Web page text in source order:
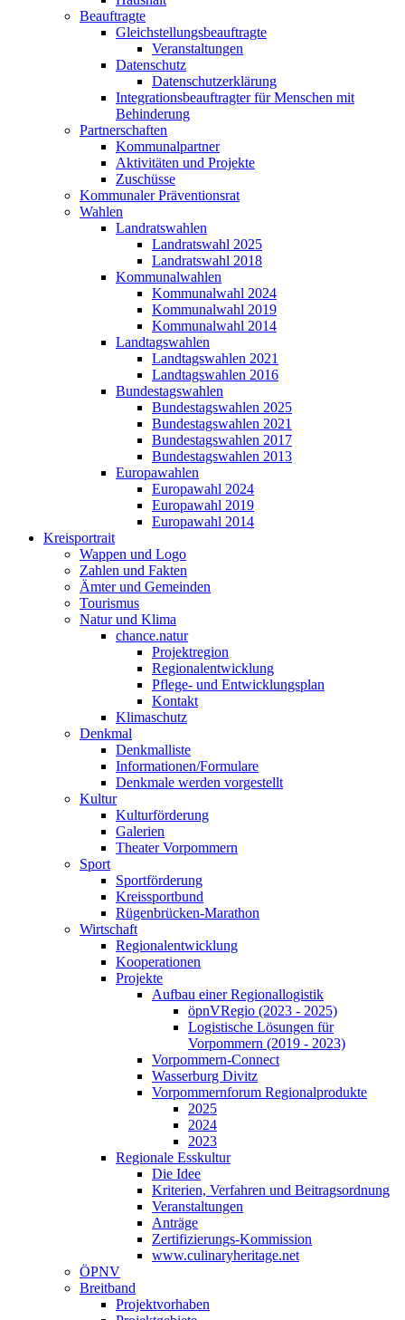
Beauftragte
Gleichstellungsbeauftragte
Veranstaltungen
Datenschutz
Datenschutzerklärung
Integrationsbeauftragter für Menschen mit
Behinderung
Partnerschaften
Kommunalpartner
Aktivitäten und Projekte
Zuschüsse
Kommunaler Präventionsrat
Wahlen
Landratswahlen
Landratswahl 2025
Landratswahl 2018
Kommunalwahlen
Kommunalwahl 2024
Kommunalwahl 2019
Kommunalwahl 2014
Landtagswahlen
Landtagswahlen 2021
Landtagswahlen 2016
Bundestagswahlen
Bundestagswahlen 2025
Bundestagswahlen 2021
Bundestagswahlen 2017
Bundestagswahlen 2013
Europawahlen
Europawahl 2024
Europawahl 2019
Europawahl 2014
Kreisportrait
Wappen und Logo
Zahlen und Fakten
Ämter und Gemeinden
Tourismus
Natur und Klima
chance.natur
Projektregion
Regionalentwicklung
Pflege- und Entwicklungsplan
Kontakt
Klimaschutz
Denkmal
Denkmalliste
Informationen/Formulare
Denkmale werden vorgestellt
Kultur
Kulturförderung
Galerien
Theater Vorpommern
Sport
Sportförderung
Kreissportbund
Rügenbrücken-Marathon
Wirtschaft
Regionalentwicklung
Kooperationen
Projekte
Aufbau einer Regionallogistik
öpnVRegio (2023 - 2025)
Logistische Lösungen­ für
Vorpommern (2019 - 2023)
Vorpommern-Connect
Wasserburg Divitz
Vorpommernforum Regionalprodukte
2025
2024
2023
Regionale Esskultur
Die Idee
Kriterien, Verfahren und Beitragsordnung
Veranstaltungen
Anträge
Zertifizierungs-Kommission
www.culinaryheritage.net
ÖPNV
Breitband
Projektvorhaben